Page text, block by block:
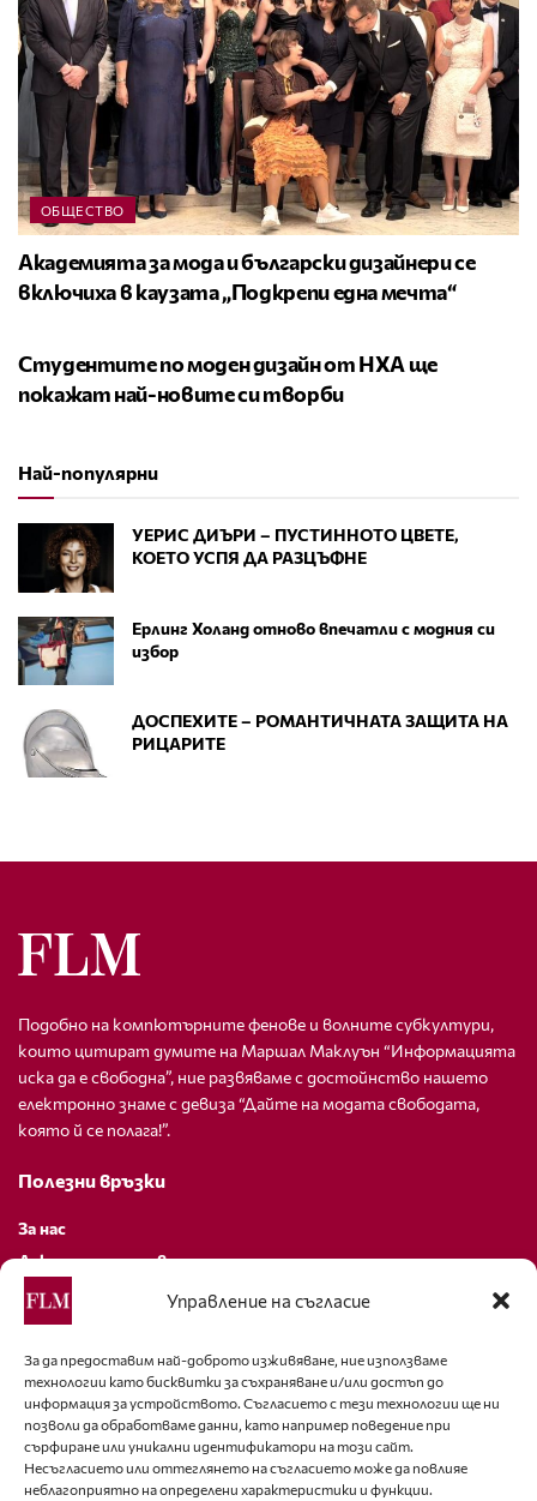
Управление на съгласие
За да предоставим най-доброто изживяване, ние използваме
технологии като бисквитки за съхраняване и/или достъп до
информация за устройството. Съгласието с тези технологии ще ни
позволи да обработваме данни, като например поведение при
сърфиране или уникални идентификатори на този сайт.
Несъгласието или оттеглянето на съгласието може да повлияе
неблагоприятно на определени характеристики и функции.
ОБЩЕСТВО
Академията за мода и български дизайнери се
включиха в каузата „Подкрепи една мечта“
Студентите по моден дизайн от НХА ще
покажат най-новите си творби
Най-популярни
УЕРИС ДИЪРИ – ПУСТИННОТО ЦВЕТЕ,
КОЕТО УСПЯ ДА РАЗЦЪФНЕ
Ерлинг Холанд отново впечатли с модния си
избор
ДОСПЕХИТЕ – РОМАНТИЧНАТА ЗАЩИТА НА
РИЦАРИТЕ
Подобно на компютърните фенове и волните субкултури,
които цитират думите на Маршал Маклуън “Информацията
иска да е свободна”, ние развяваме с достойнство нашето
електронно знаме с девиза “Дайте на модата свободата,
която й се полага!”.
Полезни връзки
За нас
Декларация за поверителност
Политика за бисквитки
За контакти
editor@fashion-lifestyle.net
+359 88 227 33 47
Последвайте ни